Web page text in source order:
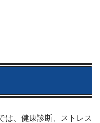
は、健康診断、ストレス